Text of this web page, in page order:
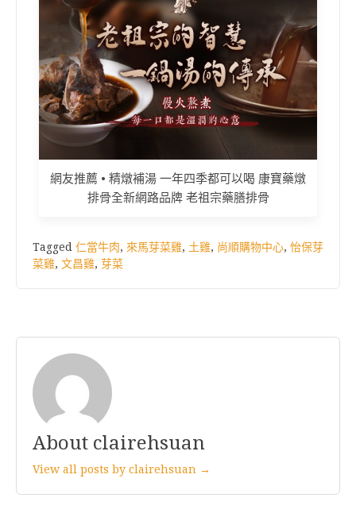
網友推薦 • 精燉補湯 一年四季都可以喝 康寶藥燉
排骨全新網路品牌 老祖宗藥膳排骨
Tagged 仁當牛肉, 來馬芽菜雞, 土雞, 尚順購物中心, 怡保芽
菜雞, 文昌雞, 芽菜
About clairehsuan
View all posts by clairehsuan →